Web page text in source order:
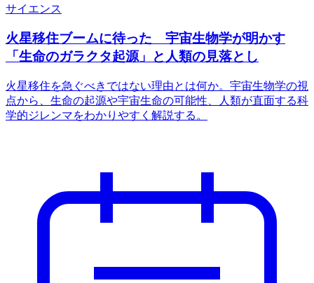
サイエンス
火星移住ブームに待った 宇宙生物学が明かす
「生命のガラクタ起源」と人類の見落とし
火星移住を急ぐべきではない理由とは何か。宇宙生物学の視
点から、生命の起源や宇宙生命の可能性、人類が直面する科
学的ジレンマをわかりやすく解説する。